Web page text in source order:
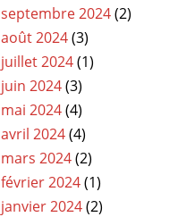
septembre 2024(2)
août 2024(3)
juillet 2024(1)
juin 2024(3)
mai 2024(4)
avril 2024(4)
mars 2024(2)
février 2024(1)
janvier 2024(2)